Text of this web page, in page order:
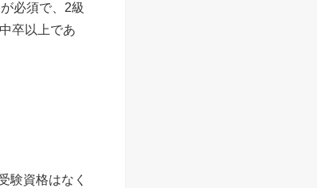
必須で、2級
卒以上であ
験資格はなく